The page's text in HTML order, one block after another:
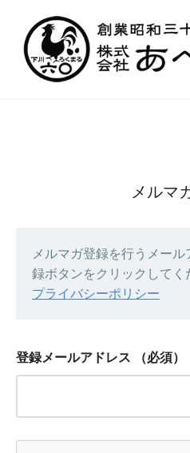
メルマ
メルマガ登録を行うメー
録ボタンをクリックしてく
プライバシーポリシー
登録メールアドレス （必須）